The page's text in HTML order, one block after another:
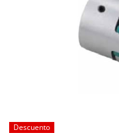
Descuento